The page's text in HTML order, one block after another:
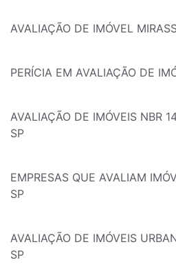
AVALIAÇÃO DE IMÓVEL
PERÍCIA EM AVALIAÇÃO DE
AVALIAÇÃO DE IMÓVEIS NBR
SP
EMPRESAS QUE AVALIAM
SP
AVALIAÇÃO DE IMÓVEIS
SP